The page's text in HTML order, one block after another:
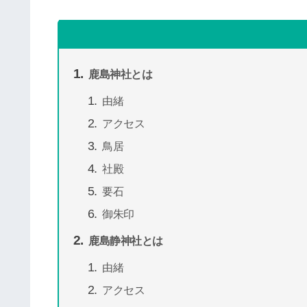
鹿島神社とは
由緒
アクセス
鳥居
社殿
要石
御朱印
鹿島静神社とは
由緒
アクセス